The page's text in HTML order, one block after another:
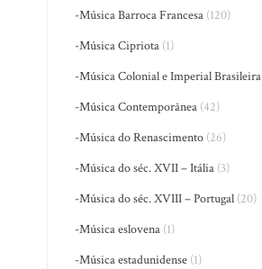
-Música Barroca Francesa (120)
-Música Cipriota (1)
-Música Colonial e Imperial Brasileira
-Música Contemporânea (42)
-Música do Renascimento (26)
-Música do séc. XVII – Itália (3)
-Música do séc. XVIII – Portugal (20)
-Música eslovena (1)
-Música estadunidense (1)